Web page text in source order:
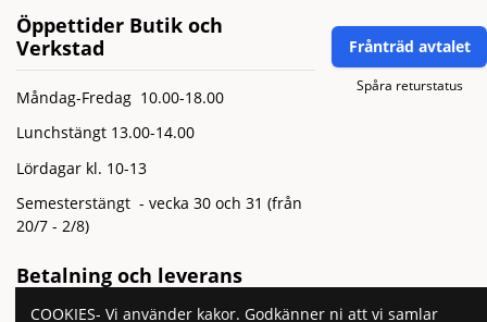
Öppettider Butik och
Verkstad
Måndag-Fredag 10.00-18.00
Lunchstängt 13.00-14.00
Lördagar kl. 10-13
Semesterstängt - vecka 30 och 31 (från
20/7 - 2/8)
Frånträd avtalet
Spåra returstatus
Betalning och leverans
COOKIES- Vi använder kakor. Godkänner ni att vi samlar